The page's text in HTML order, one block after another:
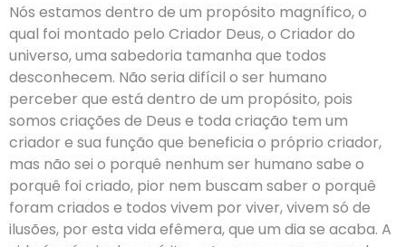
Nós estamos dentro de um propósito magnífico, o
qual foi montado pelo Criador Deus, o Criador do
universo, uma sabedoria tamanha que todos
desconhecem. Não seria difícil o ser humano
perceber que está dentro de um propósito, pois
somos criações de Deus e toda criação tem um
criador e sua função que beneficia o próprio criador,
mas não sei o porquê nenhum ser humano sabe o
porquê foi criado, pior nem buscam saber o porquê
foram criados e todos vivem por viver, vivem só de
ilusões, por esta vida efêmera, que um dia se acaba. A